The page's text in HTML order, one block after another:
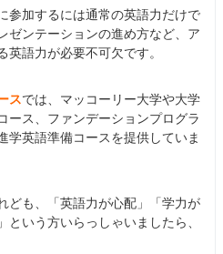
参加するには通常の英語力だけで
ゼンテーションの進め方など、ア
英語力が必要不可欠です。
スでは、マッコーリー大学や大学
ース、ファンデーションプログラ
学英語準備コースを提供していま
ども、「英語力が心配」「学力が
という方いらっしゃいましたら、